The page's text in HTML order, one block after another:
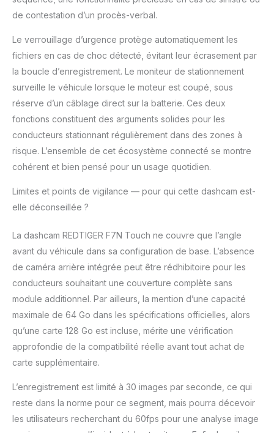
avec vos amis, votre
assureurs. La dashcam
intègre une
fonctionnalité GPS pour
l'emplacement du
véhicule, sa vitesse et
ses itinéraires
[Enregistrement en
en Accéléré] Lorsque
la carte mémoire est
écrase
plus anciens pour
assurer une capture
continue.
Enregistrement en
accéléré : prend en
charge trois réglages
(12H/24H/48H),
présentant les
séquences en format
accéléré. Chaque clip
d'enregistrement en
boucle sélectionnée.
accéléré permet
de contestation d’un procès-verbal.
Le verrouillage d’urgence protège automatiquement les
fichiers en cas de choc détecté, évitant leur écrasement par
la boucle d’enregistrement. Le moniteur de stationnement
surveille le véhicule lorsque le moteur est coupé, sous
réserve d’un câblage direct sur la batterie. Ces deux
fonctions constituent des arguments solides pour les
conducteurs stationnant régulièrement dans des zones à
risque. L’ensemble de cet écosystème connecté se montre
cohérent et bien pensé pour un usage quotidien.
Limites et points de vigilance — pour qui cette dashcam est-
elle déconseillée ?
La dashcam REDTIGER F7N Touch ne couvre que l’angle
avant du véhicule dans sa configuration de base. L’absence
de caméra arrière intégrée peut être rédhibitoire pour les
conducteurs souhaitant une couverture complète sans
module additionnel. Par ailleurs, la mention d’une capacité
maximale de 64 Go dans les spécifications officielles, alors
qu’une carte 128 Go est incluse, mérite une vérification
approfondie de la compatibilité réelle avant tout achat de
carte supplémentaire.
L’enregistrement est limité à 30 images par seconde, ce qui
reste dans la norme pour ce segment, mais pourra décevoir
les utilisateurs recherchant du 60fps pour une analyse image